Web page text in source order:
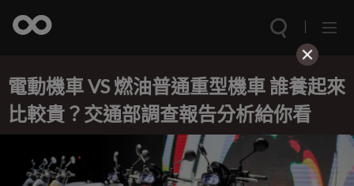
電動機車 VS 燃油普通重型機車 誰養起來
比較貴？交通部調查報告分析給你看